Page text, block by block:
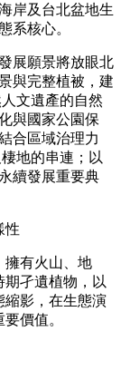
岸及台北盆地生
系核心。
展願景將放眼北
與完整植被，建
文遺產的自然
與國家公園保
合區域治理力
地的串連；以
續發展重要典
性
擁有火山、地
孑遺植物，以
縮影，在生態演
價值。